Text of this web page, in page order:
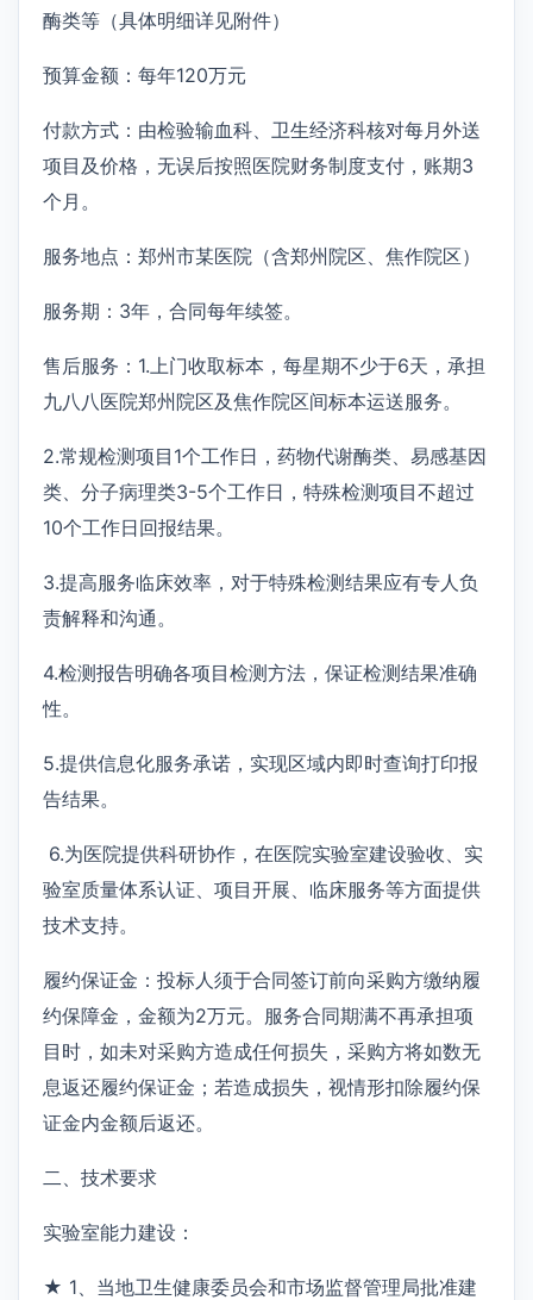
酶类等（具体明细详见附件）
预算金额：每年120万元
付款方式：由检验输血科、卫生经济科核对每月外送
项目及价格，无误后按照医院财务制度支付，账期3
个月。
服务地点：郑州市某医院（含郑州院区、焦作院区）
服务期：3年，合同每年续签。
售后服务：1.上门收取标本，每星期不少于6天，承担
九八八医院郑州院区及焦作院区间标本运送服务。
2.常规检测项目1个工作日，药物代谢酶类、易感基因
类、分子病理类3-5个工作日，特殊检测项目不超过
10个工作日回报结果。
3.提高服务临床效率，对于特殊检测结果应有专人负
责解释和沟通。
4.检测报告明确各项目检测方法，保证检测结果准确
性。
5.提供信息化服务承诺，实现区域内即时查询打印报
告结果。
6.为医院提供科研协作，在医院实验室建设验收、实
验室质量体系认证、项目开展、临床服务等方面提供
技术支持。
履约保证金：投标人须于合同签订前向采购方缴纳履
约保障金，金额为2万元。服务合同期满不再承担项
目时，如未对采购方造成任何损失，采购方将如数无
息返还履约保证金；若造成损失，视情形扣除履约保
证金内金额后返还。
二、技术要求
实验室能力建设：
★ 1、当地卫生健康委员会和市场监督管理局批准建